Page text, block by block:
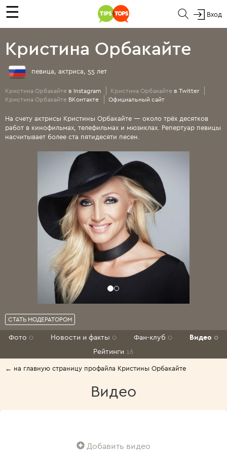
☰ Вход
Кристина Орбакайте
певица, актриса, 55 лет
Кристина Орбакайте в Instagram Кристина Орбакайте в Twitter
Кристина Орбакайте ВКонтакте Официальный сайт
На счету актрисы Кристины Орбакайте — около трёх десятков
работ в кинофильмах, телефильмах и мюзиклах. Репертуар певицы
насчитывает более ста пятидесяти песен.
СТАТЬ МОДЕРАТОРОМ
Фото 0 Новости и факты 0 Фан-клуб 0 Видео 0
Рейтинги 16
← на главную страницу профайла Кристины Орбакайте
Видео
Добавить видео